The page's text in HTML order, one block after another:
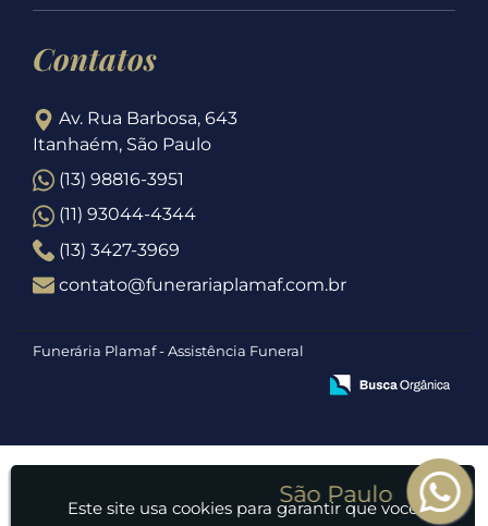
Contatos
Av. Rua Barbosa, 643
Itanhaém, São Paulo
(13) 98816-3951
(11) 93044-4344
(13) 3427-3969
contato@funerariaplamaf.com.br
Funerária Plamaf - Assistência Funeral
Este site usa cookies para garantir que você